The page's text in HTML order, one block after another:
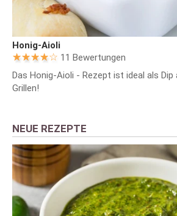
Honig-Aioli
11 Bewertungen
Das Honig-Aioli - Rezept ist ideal als
Grillen!
NEUE REZEPTE